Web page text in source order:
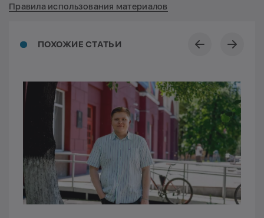
ПОХОЖИЕ СТАТЬИ
Правила использования материалов